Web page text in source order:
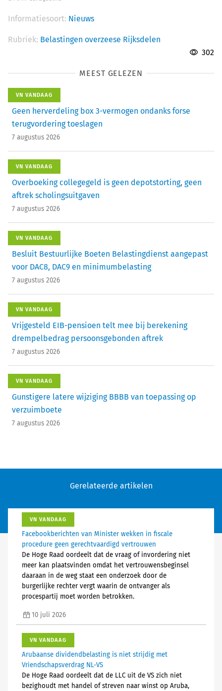
Informatiesoort: Nieuws
Rubriek: Belastingen overzeese Rijksdelen
302
MEEST GELEZEN
VN VANDAAG
Geen herverdeling box 3-vermogen ondanks forse
terugvordering toeslagen
7 augustus 2026
VN VANDAAG
Overboeking collegegeld is geen depotstorting, geen
aftrek scholingsuitgaven
7 augustus 2026
VN VANDAAG
Besluit Bestuurlijke Boeten Belastingdienst aangepast
voor DAC8, DAC9 en minimumbelasting
7 augustus 2026
VN VANDAAG
Vrijgesteld EIB-pensioen telt mee bij berekening
drempelbedrag persoonsgebonden aftrek
7 augustus 2026
VN VANDAAG
Gunstigere latere wijziging BBBB van toepassing op
verzuimboete
7 augustus 2026
Gerelateerde artikelen
VN VANDAAG
Facebookberichten van Minister wekken in fiscale
procedure geen gerechtvaardigd vertrouwen
De Hoge Raad oordeelt dat de vraag of invordering niet
meer kan plaatsvinden omdat het vertrouwensbeginsel
daaraan in de weg staat een onderzoek door de
burgerlijke rechter vergt waarin de ontvanger als
procespartij moet worden betrokken.
10 juli 2026
VN VANDAAG
Arubaanse dividendbelasting is niet strijdig met
Vriendschapsverdrag NL-VS
De Hoge Raad oordeelt dat de LLC uit de VS zich niet
bezighoudt met handel of streven naar winst op Aruba,